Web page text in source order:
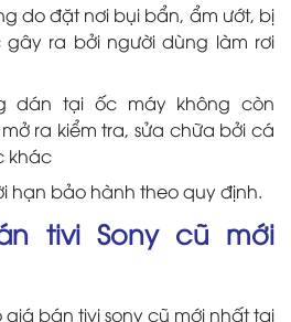
do đặt nơi bụi bẩn, ẩm ướt, bị
ra bởi người dùng làm rơi
dán tại ốc máy không còn
ra kiểm tra, sửa chữa bởi cá
khác
hạn bảo hành theo quy định.
tivi Sony cũ mới
bán tivi sony cũ mới nhất tại